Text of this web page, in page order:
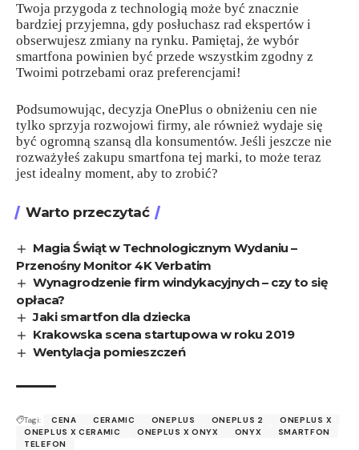
Twoja przygoda z technologią może być znacznie
bardziej przyjemna, gdy posłuchasz rad ekspertów i
obserwujesz zmiany na rynku. Pamiętaj, że wybór
smartfona powinien być przede wszystkim zgodny z
Twoimi potrzebami oraz preferencjami!
Podsumowując, decyzja OnePlus o obniżeniu cen nie
tylko sprzyja rozwojowi firmy, ale również wydaje się
być ogromną szansą dla konsumentów. Jeśli jeszcze nie
rozważyłeś zakupu smartfona tej marki, to może teraz
jest idealny moment, aby to zrobić?
Warto przeczytać
Magia Świąt w Technologicznym Wydaniu –
Przenośny Monitor 4K Verbatim
Wynagrodzenie firm windykacyjnych – czy to się
opłaca?
Jaki smartfon dla dziecka
Krakowska scena startupowa w roku 2019
Wentylacja pomieszczeń
Tagi: CENA CERAMIC ONEPLUS ONEPLUS 2
ONEPLUS X
ONEPLUS X CERAMIC
ONEPLUS X ONYX ONYX
SMARTFON
TELEFON